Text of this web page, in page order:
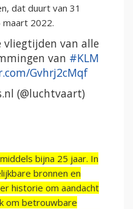
dat duurt van 31
2022.
vliegtijden van alle
van #KLM
Gvhrj2cMqf
(@luchtvaart)
bijna 25 jaar. In
bronnen en
historie om aandacht
om betrouwbare